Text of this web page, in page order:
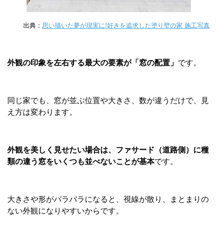
出典： 思い描いた夢が現実に!好きを追求した塗り壁の家 施工写真
外観の印象を左右する最大の要素が「窓の配置」 です。
同じ家でも、窓が並ぶ位置や大きさ、数が違うだけで、見
え方は変わります。
外観を美しく見せたい場合は、ファサード（道路側）に種
類の違う窓をいくつも並べないことが基本です。
大きさや形がバラバラになると、視線が散り、まとまりの
ない外観になりやすいからです。